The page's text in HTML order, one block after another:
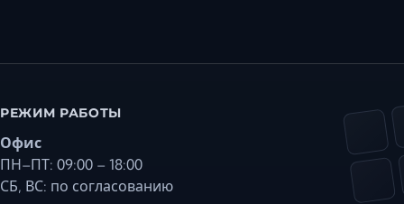
РЕЖИМ РАБОТЫ
Офис
ПН–ПТ: 09:00 – 18:00
СБ, ВС: по согласованию